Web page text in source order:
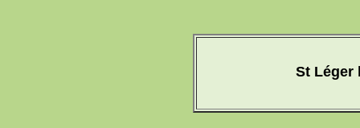
St Léger